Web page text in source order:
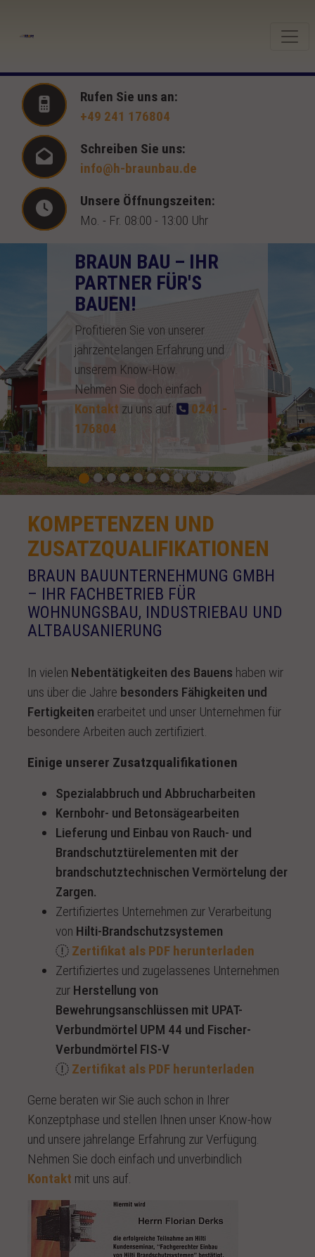
Rufen Sie uns an:
+49 241 176804
Schreiben Sie uns:
info@h-braunbau.de
Unsere Öffnungszeiten:
Mo. - Fr. 08:00 - 13:00 Uhr
BRAUN BAU – IHR
PARTNER FÜR'S
BAUEN!
Zuverlässigkeit, termintreue und
hohe Qualität sind unser Motto
Nehmen Sie doch einfach
Kontakt
zu uns auf:
Previous
KOMPETENZEN UND
ZUSATZQUALIFIKATIONEN
BRAUN BAUUNTERNEHMUNG GMBH
– IHR FACHBETRIEB FÜR
WOHNUNGSBAU, INDUSTRIEBAU UND
ALTBAUSANIERUNG
In vielen Nebentätigkeiten des Bauens haben wir
uns über die Jahre besonders Fähigkeiten und
Fertigkeiten erarbeitet und unser Unternehmen für
besondere Arbeiten auch zertifiziert.
Einige unserer Zusatzqualifikationen
Spezialabbruch und Abbrucharbeiten
Kernbohr- und Betonsägearbeiten
Lieferung und Einbau von Rauch- und
Brandschutztürelementen mit der
brandschutztechnischen Vermörtelung der
Zargen.
Zertifiziertes Unternehmen zur Verarbeitung
von Hilti-Brandschutzsystemen
Zertifikat als PDF herunterladen
Zertifiziertes und zugelassenes Unternehmen
zur Herstellung von
Bewehrungsanschlüssen mit UPAT-
Verbundmörtel UPM 44 und Fischer-
Verbundmörtel FIS-V
Zertifikat als PDF herunterladen
Gerne beraten wir Sie auch schon in Ihrer
Konzeptphase und stellen Ihnen unser Know-how
und unsere jahrelange Erfahrung zur Verfügung.
Nehmen Sie doch einfach und unverbindlich
Kontakt mit uns auf.